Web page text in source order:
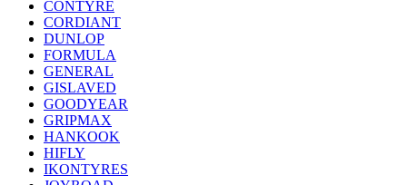
CONTYRE
CORDIANT
DUNLOP
FORMULA
GENERAL
GISLAVED
GOODYEAR
GRIPMAX
HANKOOK
HIFLY
IKONTYRES